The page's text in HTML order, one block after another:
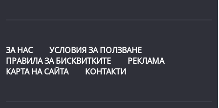
ЗА НАС
УСЛОВИЯ ЗА ПОЛЗВАНЕ
ПРАВИЛА ЗА БИСКВИТКИТЕ
РЕКЛАМА
КАРТА НА САЙТА
КОНТАКТИ